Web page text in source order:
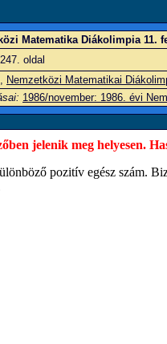
Matematika Diákolimpia 11.
oldal
, Nemzetközi Matematikai
1986/november: 1986. évi
jelenik meg helyesen.
pozitív egész szám.